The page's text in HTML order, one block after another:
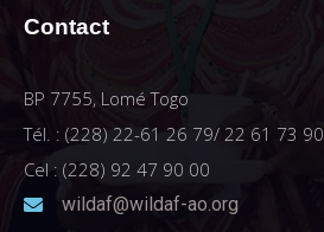
Contact
BP 7755, Lomé Togo
Tél. : (228) 22-61 26 79/ 22 61 73 90
Cel : (228) 92 47 90 00
wildaf@wildaf-ao.org